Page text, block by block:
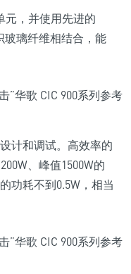
元，并使用先进的
玻璃纤维相结合，能
计和调试。高效率的
、峰值1500W的
功耗不到0.5W，相当